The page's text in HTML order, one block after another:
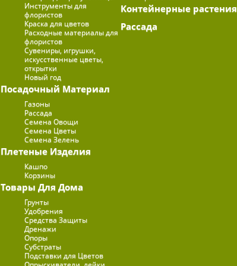
Инструменты для
флористов
Краска для цветов
Расходные материалы для
флористов
Сувениры, игрушки,
искусственные цветы,
открытки
Новый год
Посадочный Материал
Газоны
Рассада
Семена Овощи
Семена Цветы
Семена Зелень
Плетеные Изделия
Кашпо
Корзины
Товары Для Дома
Грунты
Удобрения
Средства Защиты
Дренажи
Опоры
Субстраты
Подставки для Цветов
Контейнерные растения
Рассада